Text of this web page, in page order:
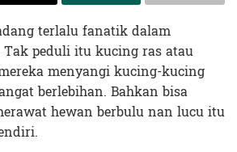
terlalu fanatik dalam
peduli itu kucing ras atau
menyangi kucing-kucing
berlebihan. Bahkan bisa
hewan berbulu nan lucu itu